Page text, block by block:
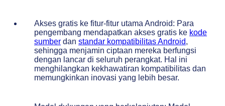
Akses gratis ke fitur-fitur utama Android: Para
pengembang mendapatkan akses gratis ke kode
sumber dan standar kompatibilitas Android,
sehingga menjamin ciptaan mereka berfungsi
dengan lancar di seluruh perangkat. Hal ini
menghilangkan kekhawatiran kompatibilitas dan
memungkinkan inovasi yang lebih besar.